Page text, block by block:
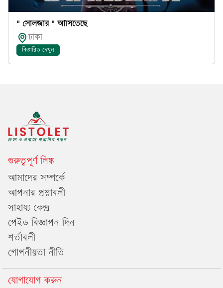
" সোলজার " আসিতেছে
ঢাকা
বিস্তারিত দেখুন
গুরুত্বপূর্ণ লিঙ্ক
আমাদের সম্পর্কে
আপনার প্রশ্নাবলী
সাহায্য কেন্দ্র
পেইড বিজ্ঞাপন দিন
শর্তাবলী
গোপনীয়তা নীতি
যোগাযোগ করুন